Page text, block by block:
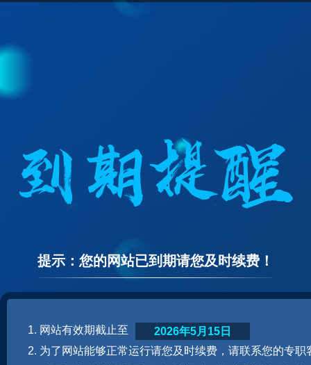
提示：您的网站已到期请您及时续费！
1. 网站有效期截止至
2. 为了网站能够正常运行请您及时续费，请联系您的专职
2026年5月15日